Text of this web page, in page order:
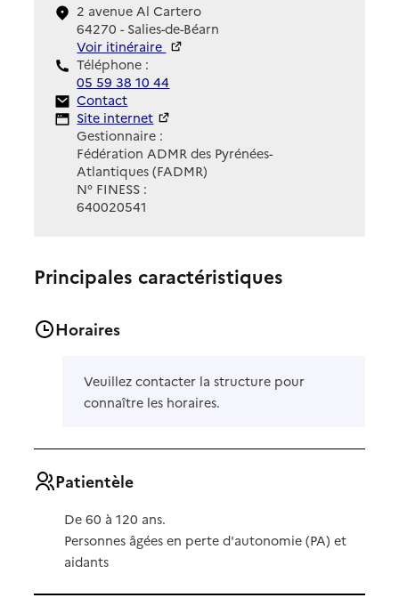
2 avenue Al Cartero
64270 - Salies-de-Béarn
Voir itinéraire
Téléphone :
05 59 38 10 44
Contact
Contact
Site Internet
Site internet
Gestionnaire :
Fédération ADMR des Pyrénées-
Atlantiques (FADMR)
N° FINESS :
640020541
Principales caractéristiques
Horaires
Veuillez contacter la structure pour
connaître les horaires.
Patientèle
De 60 à 120 ans.
Personnes âgées en perte d'autonomie (PA) et
aidants